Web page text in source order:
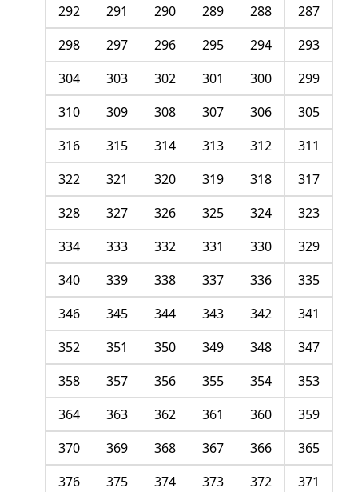
287
288
289
290
291
292
293
294
295
296
297
298
299
300
301
302
303
304
305
306
307
308
309
310
311
312
313
314
315
316
317
318
319
320
321
322
323
324
325
326
327
328
329
330
331
332
333
334
335
336
337
338
339
340
341
342
343
344
345
346
347
348
349
350
351
352
353
354
355
356
357
358
359
360
361
362
363
364
365
366
367
368
369
370
371
372
373
374
375
376